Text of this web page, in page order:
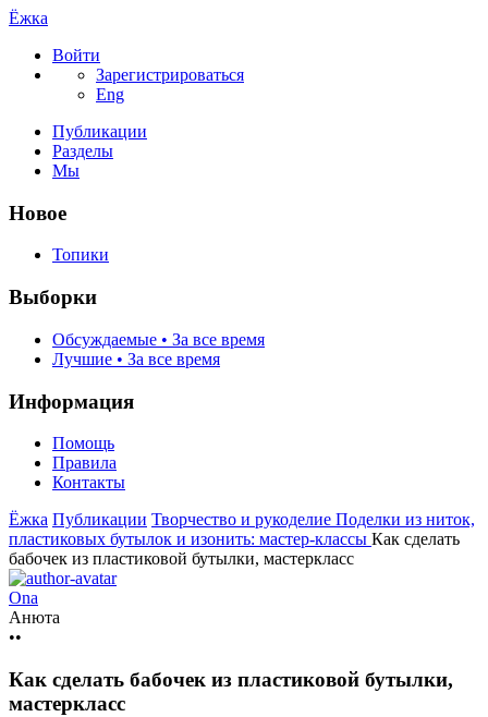
Ёжка
Войти
Зарегистрироваться
Eng
Публикации
Разделы
Мы
Новое
Топики
Выборки
Обсуждаемые • За все время
Лучшие • За все время
Информация
Помощь
Правила
Контакты
Ёжка Публикации Творчество и рукоделие Поделки из ниток,
пластиковых бутылок и изонить: мастер-классы Как сделать
бабочек из пластиковой бутылки, мастеркласс
Ona
Анюта
••
Как сделать бабочек из пластиковой бутылки,
мастеркласс